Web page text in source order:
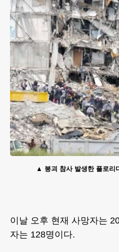
붕괴 참사 발생한 플로리
이날 오후 현재 사망자는
자는 128명이다.